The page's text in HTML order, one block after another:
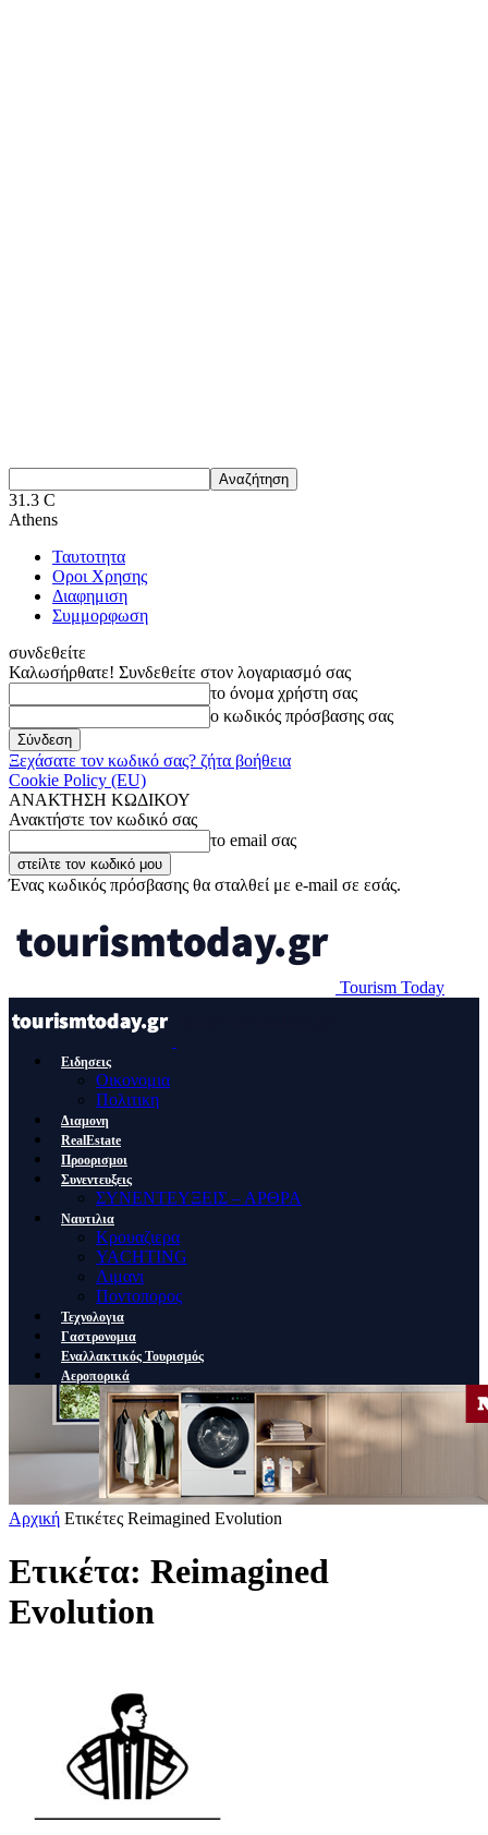
31.3 C
Athens
Ταυτοτητα
Οροι Χρησης
Διαφημιση
Συμμορφωση
συνδεθείτε
Καλωσήρθατε! Συνδεθείτε στον λογαριασμό σας
το όνομα χρήστη σας
ο κωδικός πρόσβασης σας
Ξεχάσατε τον κωδικό σας? ζήτα βοήθεια
Cookie Policy (EU)
ΑΝΑΚΤΗΣΗ ΚΩΔΙΚΟΥ
Ανακτήστε τον κωδικό σας
το email σας
Ένας κωδικός πρόσβασης θα σταλθεί με e-mail σε εσάς.
Tourism Today
Ειδησεις
Οικονομια
Πολιτικη
Διαμονη
RealEstate
Προορισμοι
Συνεντευξεις
ΣΥΝΕΝΤΕΥΞΕΙΣ – ΑΡΘΡΑ
Ναυτιλια
Κρουαζιερα
YACHTING
Λιμανι
Ποντοπορος
Τεχνολογια
Γαστρονομια
Εναλλακτικός Τουρισμός
Αεροπορικά
Αρχική Ετικέτες Reimagined Evolution
Ετικέτα: Reimagined
Evolution